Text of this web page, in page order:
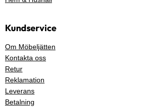
Kundservice
Om Möbeljätten
Kontakta oss
Retur
Reklamation
Leverans
Betalning